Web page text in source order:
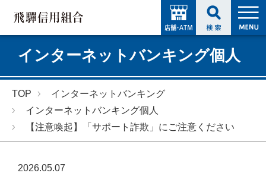
インターネットバンキング個人
TOP
インターネットバンキング
インターネットバンキング個人
【注意喚起】「サポート詐欺」にご注意ください
2026.05.07